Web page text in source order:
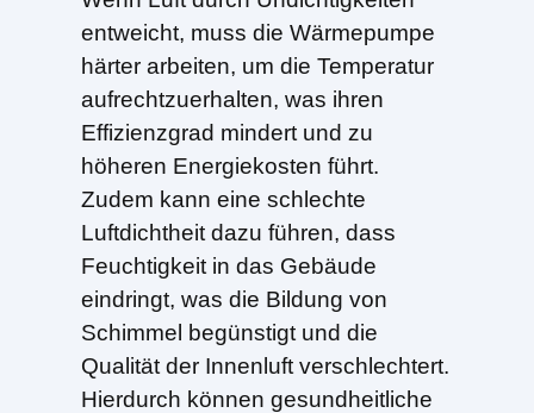
entweicht, muss die Wärmepumpe
härter arbeiten, um die Temperatur
aufrechtzuerhalten, was ihren
Effizienzgrad mindert und zu
höheren Energiekosten führt.
Zudem kann eine schlechte
Luftdichtheit dazu führen, dass
Feuchtigkeit in das Gebäude
eindringt, was die Bildung von
Schimmel begünstigt und die
Qualität der Innenluft verschlechtert.
Hierdurch können gesundheitliche